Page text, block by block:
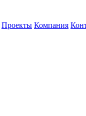
Проекты Компания